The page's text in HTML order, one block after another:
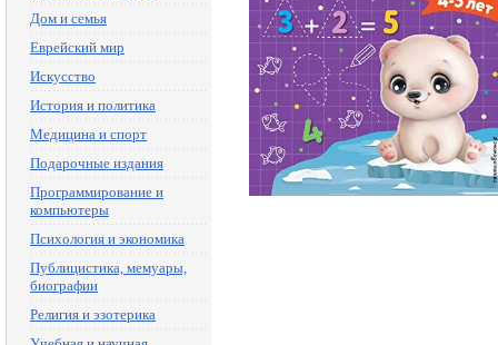
Дом и семья
Еврейский мир
Искусство
История и политика
Медицина и спорт
Подарочные издания
Программирование и
компьютеры
Психология и экономика
Публицистика, мемуары,
биографии
Религия и эзотерика